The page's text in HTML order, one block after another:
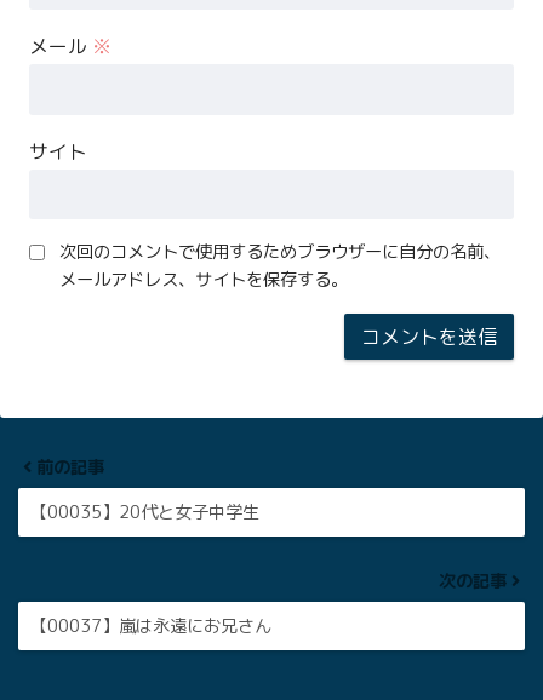
メール ※
サイト
次回のコメントで使用するためブラウザーに自分の名前、
メールアドレス、サイトを保存する。
前の記事
【00035】20代と女子中学生
次の記事
【00037】嵐は永遠にお兄さん